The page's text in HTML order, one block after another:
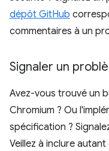
dépôt GitHub
commentaires à un
Signaler un
Avez-vous trouvé un
Chromium ? Ou
spécification ?
Veillez à inclure